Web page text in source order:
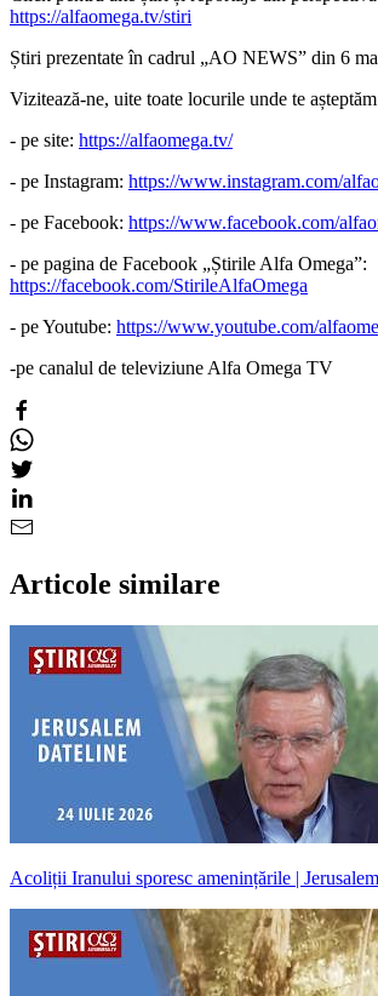
https://alfaomega.tv/stiri
Știri prezentate în cadrul „AO NEWS” din 6
Vizitează-ne, uite toate locurile unde te
- pe site: https://alfaomega.tv/
- pe Instagram: https://www.instagram.com/
- pe Facebook: https://www.facebook.com/
- pe pagina de Facebook „Știrile Alfa Omega”:
https://facebook.com/StirileAlfaOmega
- pe Youtube: https://www.youtube.com/
-pe canalul de televiziune Alfa Omega TV
Articole similare
Acoliții Iranului sporesc amenințările |